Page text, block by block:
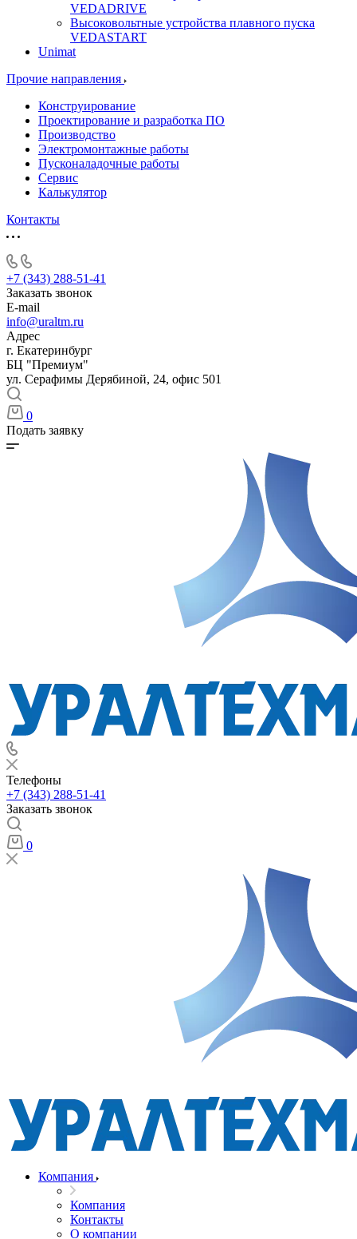
VEDADRIVE
Высоковольтные устройства плавного пуска
VEDASTART
Unimat
Прочие направления
Конструирование
Проектирование и разработка ПО
Производство
Электромонтажные работы
Пусконаладочные работы
Сервис
Калькулятор
Контакты
+7 (343) 288-51-41
Заказать звонок
E-mail
info@uraltm.ru
Адрес
г. Екатеринбург
БЦ "Премиум"
ул. Серафимы Дерябиной, 24, офис 501
0
Подать заявку
Телефоны
+7 (343) 288-51-41
Заказать звонок
0
Компания
Компания
Контакты
О компании